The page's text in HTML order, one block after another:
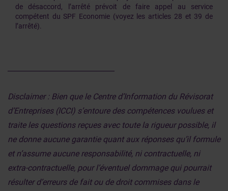
de désaccord, l’arrêté prévoit de faire appel au service
compétent du SPF Economie (voyez les articles 28 et 39 de
l’arrêté).
Disclaimer : Bien que le Centre d’Information du Révisorat
d’Entreprises (ICCI) s’entoure des compétences voulues et
traite les questions reçues avec toute la rigueur possible, il
ne donne aucune garantie quant aux réponses qu’il formule
et n’assume aucune responsabilité, ni contractuelle, ni
extra-contractuelle, pour l’éventuel dommage qui pourrait
résulter d’erreurs de fait ou de droit commises dans le